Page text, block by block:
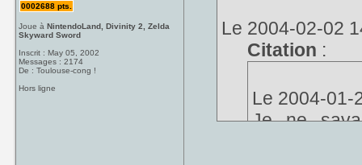
0002688 pts.
Joue àNintendoLand, Divinity 2, Zelda
Skyward Sword
Inscrit : May 05, 2002
Messages : 2174
De : Toulouse-cong !
Hors ligne
Le 2004-02-02
Citation :
Le 2004-01-
Je ne